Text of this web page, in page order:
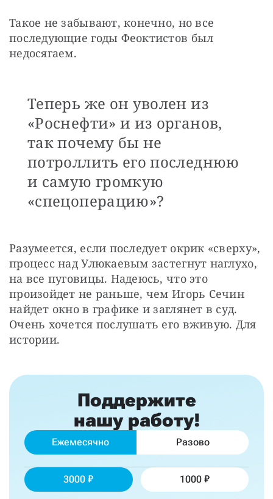
Такое не забывают, конечно, но все
последующие годы Феоктистов был
недосягаем.
Теперь же он уволен из
«Роснефти» и из органов,
так почему бы не
потроллить его последнюю
и самую громкую
«спецоперацию»?
Разумеется, если последует окрик «сверху»,
процесс над Улюкаевым застегнут наглухо,
на все пуговицы. Надеюсь, что это
произойдет не раньше, чем Игорь Сечин
найдет окно в графике и заглянет в суд.
Очень хочется послушать его вживую. Для
истории.
Поддержите
нашу работу!
Ежемесячно Разово
3000 1000